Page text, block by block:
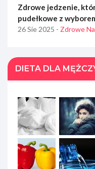
Zdrowe jedzenie,
pudełkowe z
26 Sie 2025 - Zdrowe
DIETA DLA